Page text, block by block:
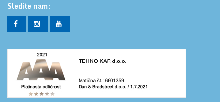
Sledite nam: